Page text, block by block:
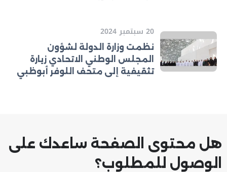
20 سبتمبر 2024
نظمت وزارة الدولة لشؤون
المجلس الوطني الاتحادي زيارة
تثقيفية إلى متحف اللوفر أبوظبي
هل محتوى الصفحة ساعدك على
الوصول للمطلوب؟